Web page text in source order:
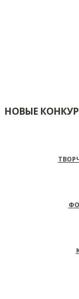
НОВЫЕ